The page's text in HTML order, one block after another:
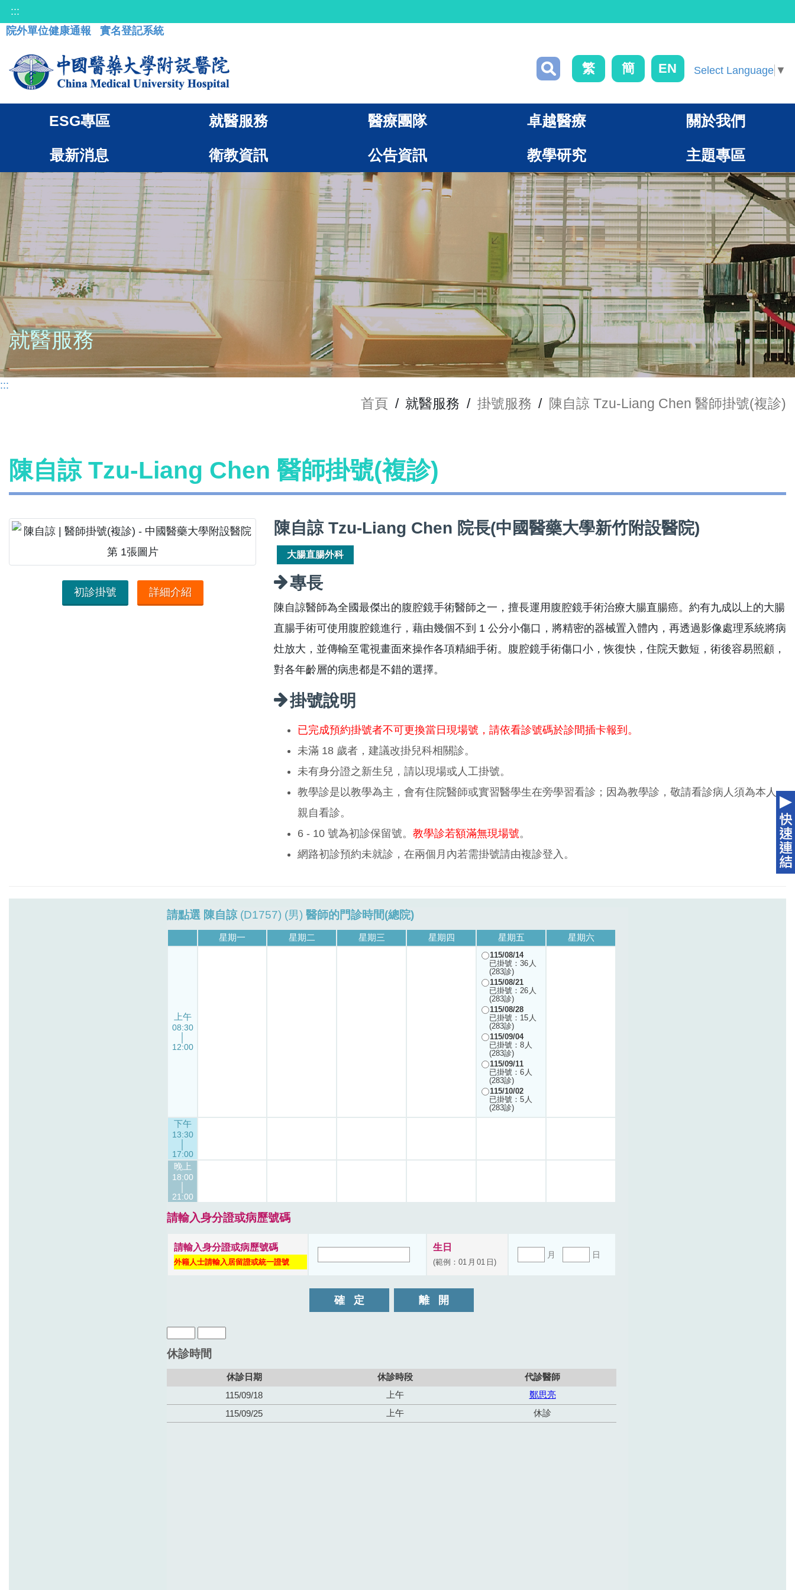
:::
院外單位健康通報
實名登記系統
繁 簡 EN Select Language ▼
ESG專區 就醫服務 醫療團隊 卓越醫療 關於我們
最新消息 衛教資訊 公告資訊 教學研究 主題專區
就醫服務
:::
首頁 / 就醫服務 / 掛號服務 / 陳自諒 Tzu-Liang Chen 醫師掛號(複診)
陳自諒 Tzu-Liang Chen 醫師掛號(複診)
初診掛號 詳細介紹
陳自諒 Tzu-Liang Chen 院長(中國醫藥大學新竹附設醫院)
大腸直腸外科
專長
陳自諒醫師為全國最傑出的腹腔鏡手術醫師之一，擅長運用腹腔鏡手術治療大腸直腸癌。約有九成以上的大腸
直腸手術可使用腹腔鏡進行，藉由幾個不到 1 公分小傷口，將精密的器械置入體內，再透過影像處理系統將病
灶放大，並傳輸至電視畫面來操作各項精細手術。腹腔鏡手術傷口小，恢復快，住院天數短，術後容易照顧，
對各年齡層的病患都是不錯的選擇。
掛號說明
已完成預約掛號者不可更換當日現場號，請依看診號碼於診間插卡報到。
未滿 18 歲者，建議改掛兒科相關診。
未有身分證之新生兒，請以現場或人工掛號。
教學診是以教學為主，會有住院醫師或實習醫學生在旁學習看診；因為教學診，敬請看診病人須為本人
親自看診。
6 - 10 號為初診保留號。 教學診若額滿無現場號。
網路初診預約未就診，在兩個月內若需掛號請由複診登入。